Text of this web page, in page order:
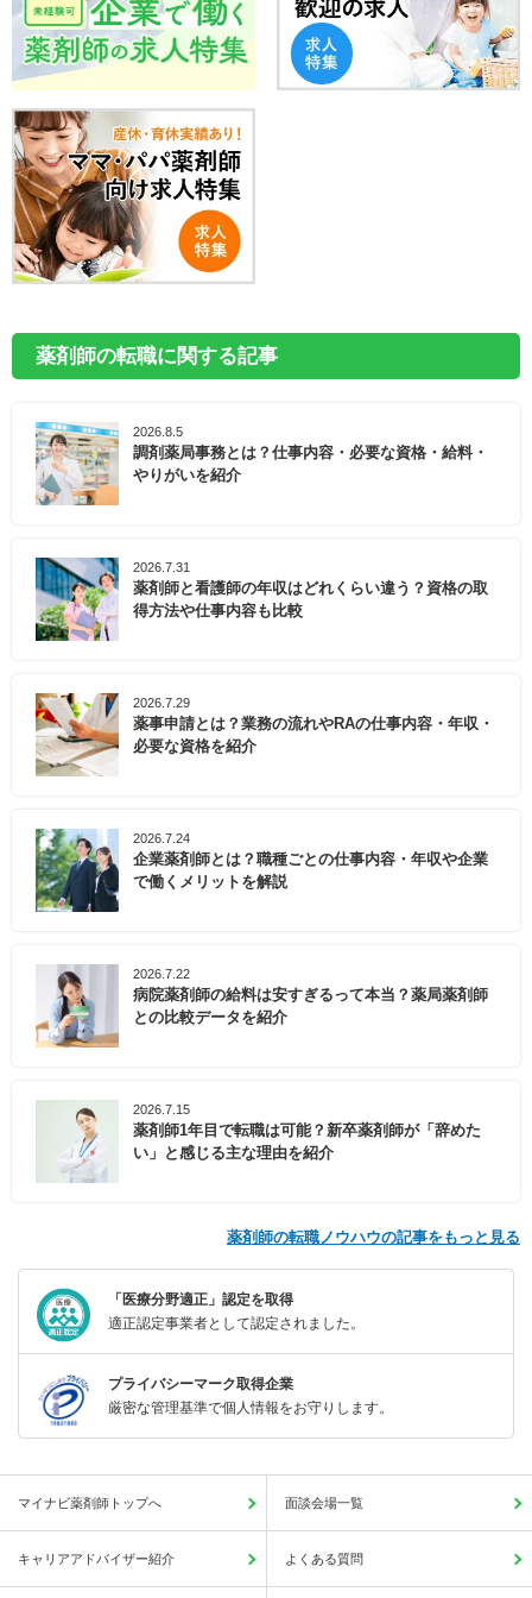
薬剤師の転職に関する記事
2026.8.5
調剤薬局事務とは？仕事内容・必要な資格・給料・
やりがいを紹介
2026.7.31
薬剤師と看護師の年収はどれくらい違う？資格の取
得方法や仕事内容も比較
2026.7.29
薬事申請とは？業務の流れやRAの仕事内容・年収・
必要な資格を紹介
2026.7.24
企業薬剤師とは？職種ごとの仕事内容・年収や企業
で働くメリットを解説
2026.7.22
病院薬剤師の給料は安すぎるって本当？薬局薬剤師
との比較データを紹介
2026.7.15
薬剤師1年目で転職は可能？新卒薬剤師が「辞めた
い」と感じる主な理由を紹介
薬剤師の転職ノウハウの記事をもっと見る
「医療分野適正」認定を取得
適正認定事業者として認定されました。
プライバシーマーク取得企業
厳密な管理基準で個人情報をお守りします。
マイナビ薬剤師トップへ 面談会場一覧
キャリアアドバイザー紹介 よくある質問